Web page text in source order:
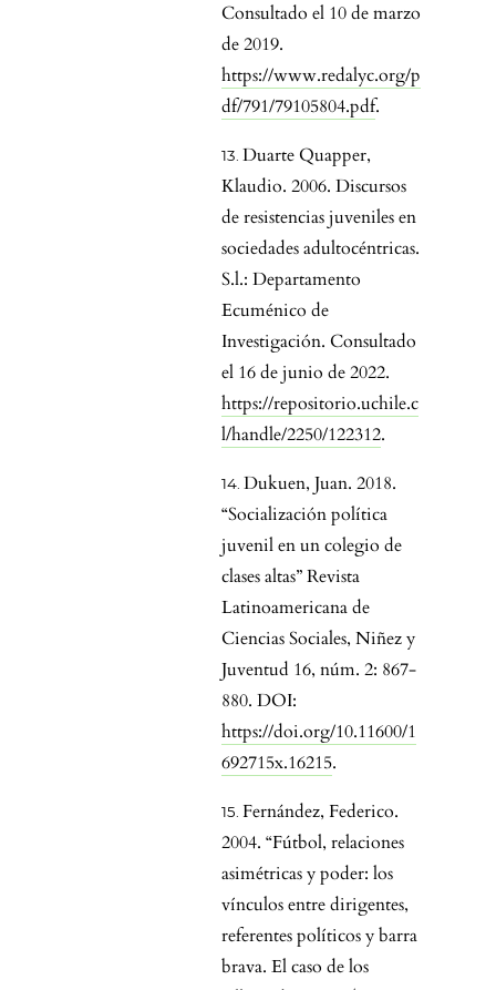
Consultado el 10 de marzo
de 2019.
https://www.redalyc.org/p
df/791/79105804.pdf.
Duarte Quapper,
Klaudio. 2006. Discursos
de resistencias juveniles en
sociedades adultocéntricas.
S.l.: Departamento
Ecuménico de
Investigación. Consultado
el 16 de junio de 2022.
https://repositorio.uchile.c
l/handle/2250/122312.
Dukuen, Juan. 2018.
“Socialización política
juvenil en un colegio de
clases altas” Revista
Latinoamericana de
Ciencias Sociales, Niñez y
Juventud 16, núm. 2: 867-
880. DOI:
https://doi.org/10.11600/1
692715x.16215.
Fernández, Federico.
2004. “Fútbol, relaciones
asimétricas y poder: los
vínculos entre dirigentes,
referentes políticos y barra
brava. El caso de los